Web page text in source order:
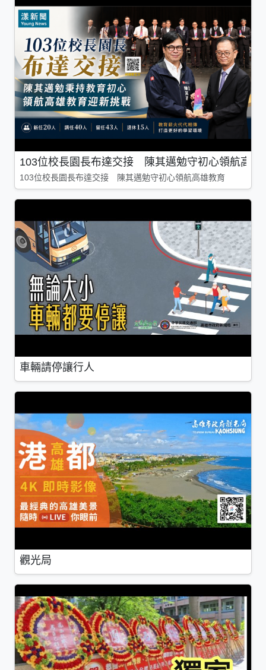
103位校長園長布達交接 陳其邁勉守初心領航高雄
103位校長園長布達交接 陳其邁勉守初心領航高雄教育
車輛請停讓行人
觀光局